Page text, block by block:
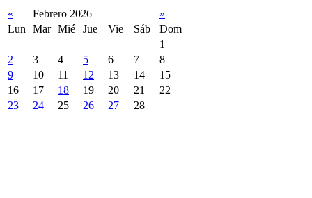
« Febrero 2026
»
Lun
Mar Mié Jue Vie Sáb
Dom
1
2
3 4 5 6 7
8
9
10 11 12 13 14
15
16
17 18 19 20 21
22
23
24 25 26 27 28